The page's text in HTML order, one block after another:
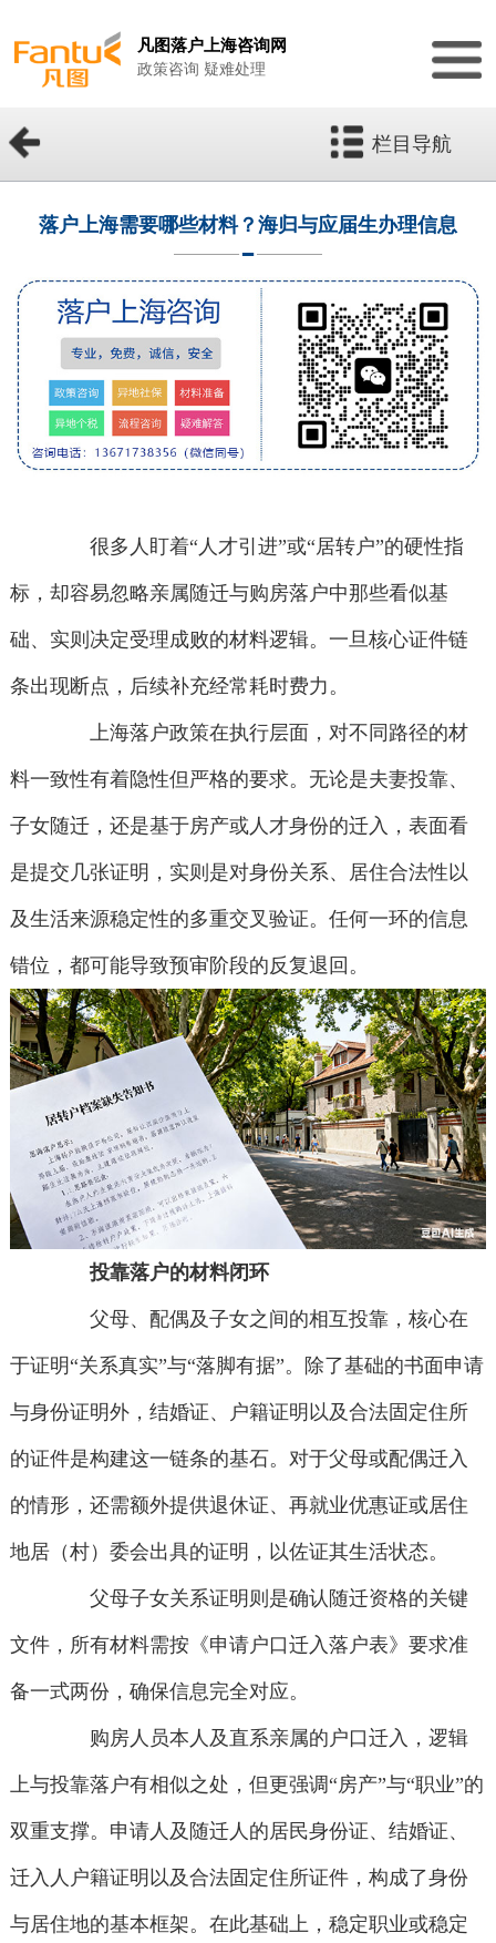
凡图落户上海咨询网
政策咨询 疑难处理
栏目导航
落户上海需要哪些材料？海归与应届生办理信息
很多人盯着“人才引进”或“居转户”的硬性指
标，却容易忽略亲属随迁与购房落户中那些看似基
础、实则决定受理成败的材料逻辑。一旦核心证件链
条出现断点，后续补充经常耗时费力。
上海落户政策在执行层面，对不同路径的材
料一致性有着隐性但严格的要求。无论是夫妻投靠、
子女随迁，还是基于房产或人才身份的迁入，表面看
是提交几张证明，实则是对身份关系、居住合法性以
及生活来源稳定性的多重交叉验证。任何一环的信息
错位，都可能导致预审阶段的反复退回。
投靠落户的材料闭环
父母、配偶及子女之间的相互投靠，核心在
于证明“关系真实”与“落脚有据”。除了基础的书面申请
与身份证明外，结婚证、户籍证明以及合法固定住所
的证件是构建这一链条的基石。对于父母或配偶迁入
的情形，还需额外提供退休证、再就业优惠证或居住
地居（村）委会出具的证明，以佐证其生活状态。
父母子女关系证明则是确认随迁资格的关键
文件，所有材料需按《申请户口迁入落户表》要求准
备一式两份，确保信息完全对应。
购房人员本人及直系亲属的户口迁入，逻辑
上与投靠落户有相似之处，但更强调“房产”与“职业”的
双重支撑。申请人及随迁人的居民身份证、结婚证、
迁入人户籍证明以及合法固定住所证件，构成了身份
与居住地的基本框架。在此基础上，稳定职业或稳定